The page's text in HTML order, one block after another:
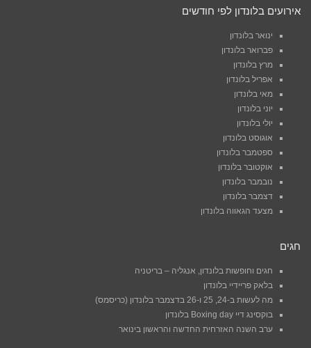
אירועים בלונדון לפי חודשים
ינואר בלונדון
פברואר בלונדון
מרץ בלונדון
אפריל בלונדון
מאי בלונדון
יוני בלונדון
יולי בלונדון
אוגוסט בלונדון
ספטמבר בלונדון
אוקטובר בלונדון
נובמבר בלונדון
דצמבר בלונדון
מצעד הגאווה בלונדון
חגים
חגים וחופשות בלונדון, אנגליה – בריטניה
בלאק פריידיי בלונדון
מה לעשות ב-24, 25 ו-26 בדצמבר בלונדון (כריסמס)
בוקסינג דיי Boxing day בלונדון
ערב השנה האזרחית החדשה והראשון בינואר